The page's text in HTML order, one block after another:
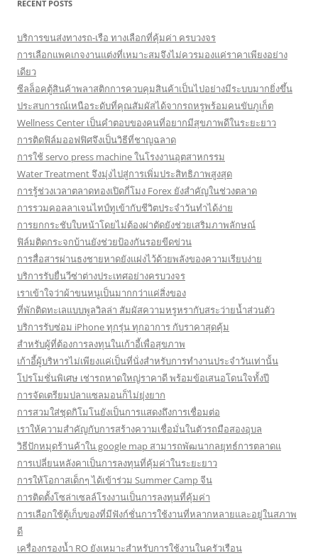
RECENT POSTS
บริการขนส่งทางรถ-เรือ ทางเลือกที่คุ้มค่า ครบวงจร
การเลือกแพคเกจงานแต่งที่เหมาะสมจึงไม่ควรมองแค่ราคาเพียงอย่าง
เดียว
ซีลล็อคตู้สินค้าพลาสติกการควบคุมสินค้าเป็นไปอย่างมีระบบมากยิ่งขึ้น
ประสบการณ์เหนือระดับที่คุณสัมผัสได้จากรถหรูพร้อมคนขับภูเก็ต
Wellness Center เป็นคำตอบของคนที่อยากมีสุขภาพดีในระยะยาว
การติดฟิล์มออฟฟิศจึงเป็นวิธีที่ชาญฉลาด
การใช้ servo press machine ในโรงงานอุตสาหกรรม
Water Treatment จึงมุ่งไปสู่การเพิ่มประสิทธิภาพสูงสุด
การรู้ช่วงเวลาตลาดทองเปิดกี่โมง Forex ยังสำคัญในช่วงตลาด
การรวมคอลลาเจนไทป์ทูเข้ากับชีวิตประจำวันทำได้ง่าย
การยกกระชับใบหน้าโดยไม่ต้องผ่าตัดยังช่วยเสริมภาพลักษณ์
ฟิล์มติดกระจกบ้านยังช่วยป้องกันรอยขีดข่วน
การสื่อสารผ่านธงชายหาดยังแฝงไว้ด้วยพลังของความเรียบง่าย
บริการรับยื่นวีซ่าต่างประเทศอย่างครบวงจร
เราเข้าใจว่าผ้าขนหนูเป็นมากกว่าแค่สิ่งของ
ที่พักติดทะเลแบบพูลวิลล่า สัมผัสความหรูหรากับสระว่ายน้ำส่วนตัว
บริการรับซ่อม iPhone ทุกรุ่น ทุกอาการ กับราคาสุดคุ้ม
สำหรับผู้ที่ต้องการลงทุนในเก้าอี้เพื่อสุขภาพ
เก้าอี้ผู้บริหารไม่เพียงแค่เป็นที่นั่งสำหรับการทำงานประจำวันเท่านั้น
โปรโมชั่นพิเศษ เช่ารถหาดใหญ่ราคาดี พร้อมข้อเสนอโดนใจทั้งปี
การจัดเตรียมปลาแซลมอนก็ไม่ยุ่งยาก
การสวมใส่ชุดกิโมโนยังเป็นการแสดงถึงการเชื่อมต่อ
เราให้ความสำคัญกับการสร้างความเชื่อมั่นในตัวรถมือสองอุบล
วิธีปักหมุดร้านค้าใน google map สามารถพัฒนากลยุทธ์การตลาดแ
การเปลี่ยนหลังคาเป็นการลงทุนที่คุ้มค่าในระยะยาว
การให้โอกาสเด็กๆ ได้เข้าร่วม Summer Camp จีน
การติดตั้งโซล่าเซลล์โรงงานเป็นการลงทุนที่คุ้มค่า
การเลือกใช้ตู้เก็บของที่มีฟังก์ชั่นการใช้งานที่หลากหลายและอยู่ในสภาพ
ดี
เครื่องกรองน้ำ RO ยังเหมาะสำหรับการใช้งานในครัวเรือน